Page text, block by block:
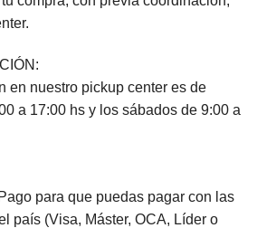
en nuestro pickup center es de
a 17:00 hs y los sábados de 9:00 a
para que puedas pagar con las
país (Visa, Máster, OCA, Líder o